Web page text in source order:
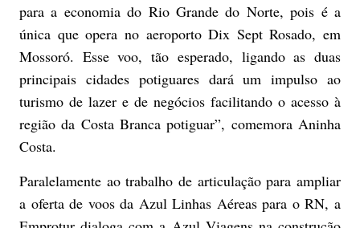
para a economia do Rio Grande do Norte, pois é a
única que opera no aeroporto Dix Sept Rosado, em
Mossoró. Esse voo, tão esperado, ligando as duas
principais cidades potiguares dará um impulso ao
turismo de lazer e de negócios facilitando o acesso à
região da Costa Branca potiguar”, comemora Aninha
Costa.
Paralelamente ao trabalho de articulação para ampliar
a oferta de voos da Azul Linhas Aéreas para o RN, a